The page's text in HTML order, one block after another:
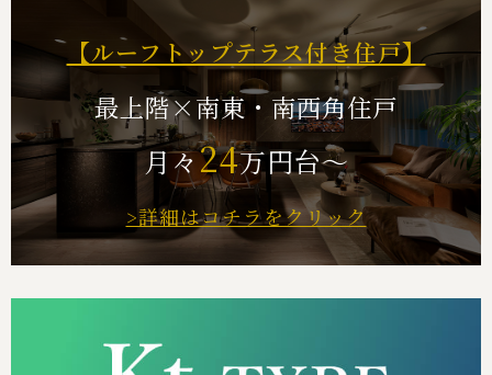
【ルーフトップテラス付き住戸】
最上階×南東・南西角住戸
月々24万円台～
>詳細はコチラをクリック